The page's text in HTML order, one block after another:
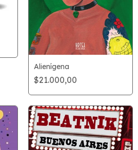
Alienígena
$21.000,00